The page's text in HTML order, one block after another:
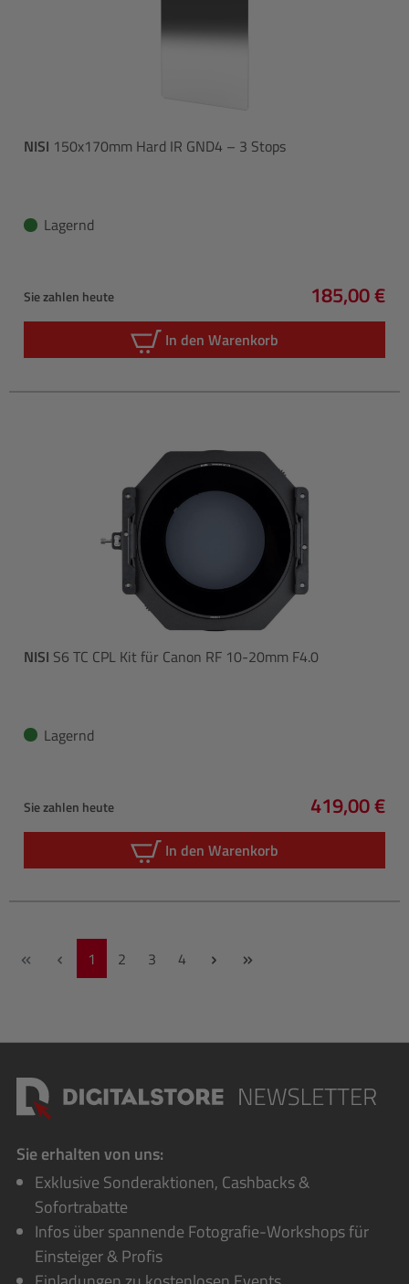
NISI 150x170mm Hard IR GND4 – 3 Stops
Lagernd
Sie zahlen heute
Regulärer
185,00 €
In den Warenkorb
NISI S6 TC CPL Kit für Canon RF 10-20mm F4.0
Lagernd
Sie zahlen heute
Regulärer
419,00 €
In den Warenkorb
Seite
1 Seite
2 Seite
3 Seite
4
Sie erhalten von uns:
Exklusive Sonderaktionen, Cashbacks &
Sofortrabatte
Infos über spannende Fotografie-Workshops für
Einsteiger & Profis